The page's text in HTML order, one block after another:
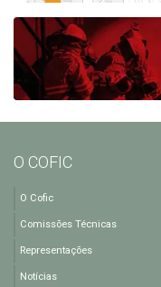
O COFIC
O Cofic
Comissões Técnicas
Representações
Notícias